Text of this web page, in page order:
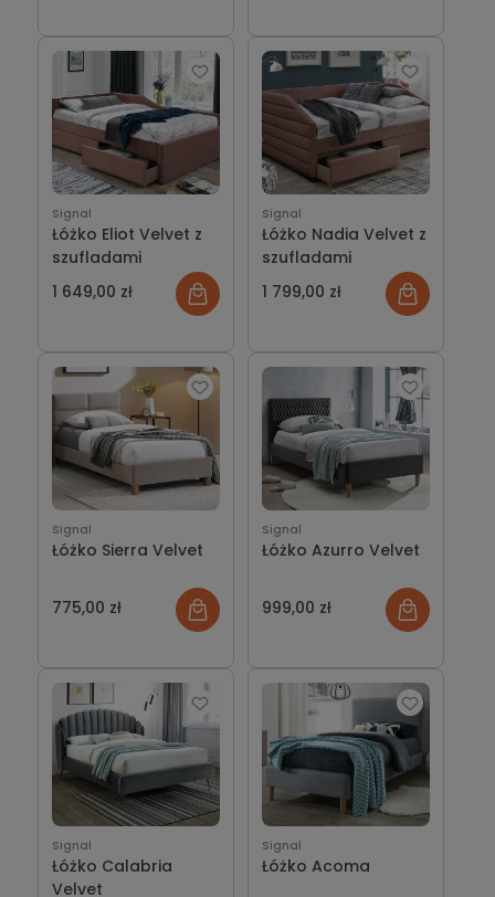
Signal
Łóżko Eliot Velvet z
szufladami
1 649,00 zł
Signal
Łóżko Nadia Velvet z
szufladami
1 799,00 zł
Signal
Łóżko Sierra Velvet
775,00 zł
Signal
Łóżko Azurro Velvet
999,00 zł
Signal
Łóżko Calabria
Velvet
Signal
Łóżko Acoma